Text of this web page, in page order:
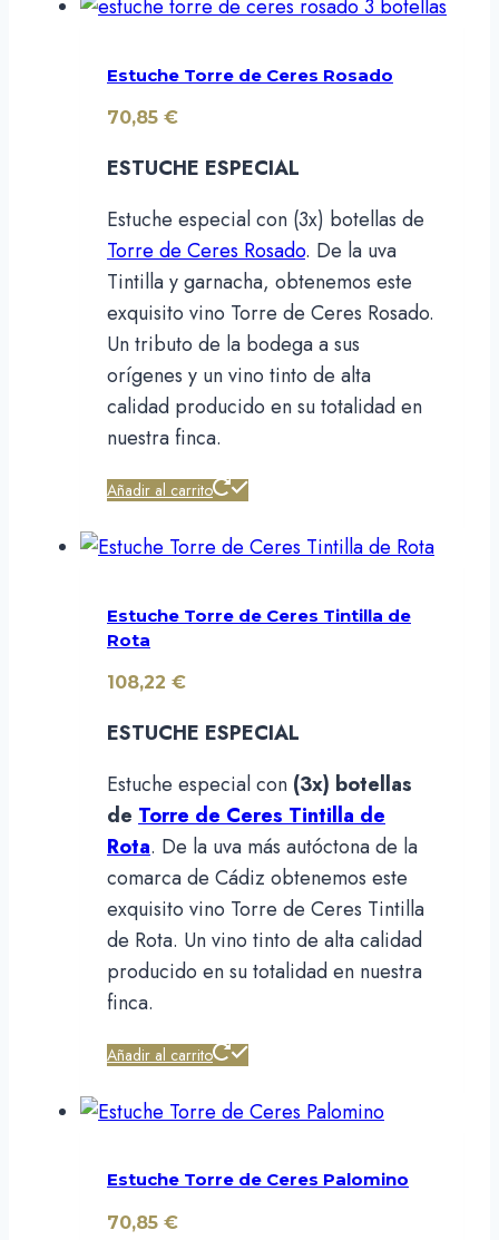
Estuche Torre de Ceres Rosado
70,85 €
ESTUCHE ESPECIAL
Estuche especial con (3x) botellas de
Torre de Ceres Rosado. De la uva
Tintilla y garnacha, obtenemos este
exquisito vino Torre de Ceres Rosado.
Un tributo de la bodega a sus
orígenes y un vino tinto de alta
calidad producido en su totalidad en
nuestra finca.
Añadir al carrito
Estuche Torre de Ceres Tintilla de
Rota
108,22 €
ESTUCHE ESPECIAL
Estuche especial con (3x) botellas
de Torre de Ceres Tintilla de
Rota. De la uva más autóctona de la
comarca de Cádiz obtenemos este
exquisito vino Torre de Ceres Tintilla
de Rota. Un vino tinto de alta calidad
producido en su totalidad en nuestra
finca.
Añadir al carrito
Estuche Torre de Ceres Palomino
70,85 €